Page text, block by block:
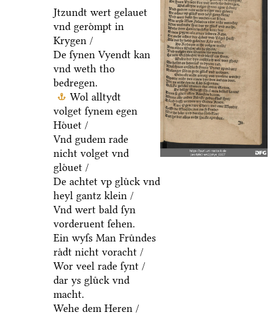
Jtzundt wert gelauet
vnd geroͤmpt in
Krygen /
De ſynen Vyendt kan
vnd weth tho
bedregen.
Wol alltydt
volget ſynem egen
Hoͤuet /
Vnd gudem rade
nicht volget vnd
gloͤuet /
De achtet vp gluͤck vnd
heyl gantz klein /
Vnd wert bald ſyn
vorderuent ſehen.
Ein wyſs Man Fruͤndes
raͤdt nicht voracht /
Wor veel rade ſynt /
dar ys gluͤck vnd
macht.
Wehe dem Heren /